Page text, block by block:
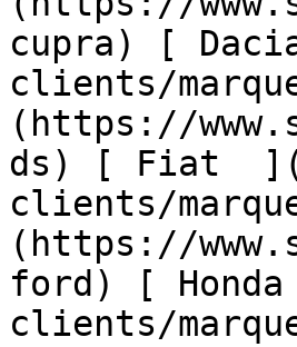
cupra) [
clients/
(https://
ds) [ Fiat
clients/
(https://
ford) [
clients/